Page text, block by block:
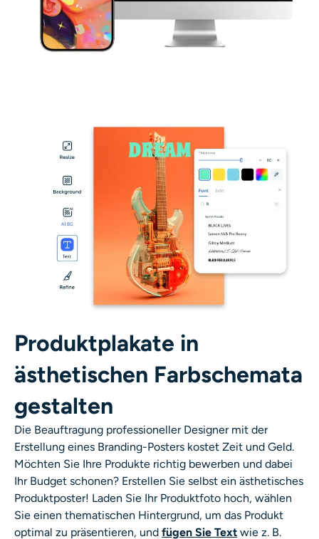
Produktplakate in
ästhetischen Farbschemata
gestalten
Die Beauftragung professioneller Designer mit der
Erstellung eines Branding-Posters kostet Zeit und Geld.
Möchten Sie Ihre Produkte richtig bewerben und dabei
Ihr Budget schonen? Erstellen Sie selbst ein ästhetisches
Produktposter! Laden Sie Ihr Produktfoto hoch, wählen
Sie einen thematischen Hintergrund, um das Produkt
optimal zu präsentieren, und fügen Sie Text wie z. B.